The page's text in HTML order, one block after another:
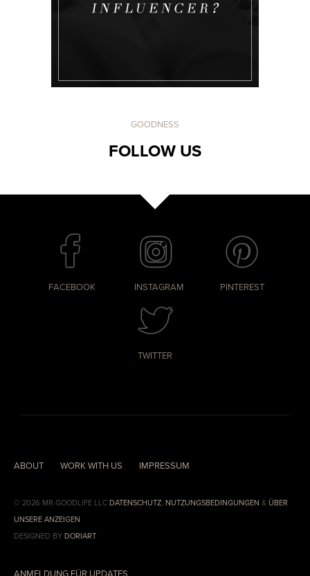
GOODNESS
FOLLOW US
FACEBOOK INSTAGRAM PINTEREST
TWITTER
ABOUT WORK WITH US IMPRESSUM
© 2026 MR.GOODLIFE LLC DATENSCHUTZ, NUTZUNGSBEDINGUNGEN & ÜBER
UNSERE ANZEIGEN
DESIGNED BY DORIART